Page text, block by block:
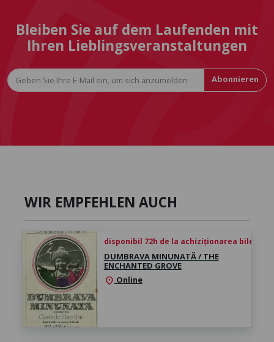
Bleiben Sie auf dem Laufenden mit
Ihren Lieblingsveranstaltungen
Abonnieren
WIR EMPFEHLEN AUCH
disponibil 72h de la achiziționarea biletului
DUMBRAVA MINUNATĂ / THE
ENCHANTED GROVE
location_on Online